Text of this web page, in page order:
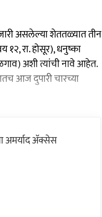
असलेल्या शेततळ्यात तीन
१२, रा. होसूर), धनुष्का
अशी त्यांची नावे आहेत.
आज दुपारी चारच्या
अमर्याद ॲक्सेस